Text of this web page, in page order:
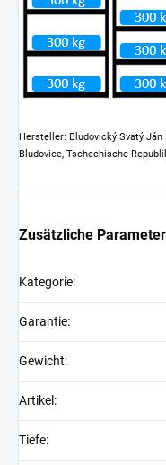
Hersteller: Bludovický Svatý Ján
Bludovice, Tschechische
Zusätzliche Parameter
Kategorie:
Garantie:
Gewicht:
Artikel :
Tiefe: